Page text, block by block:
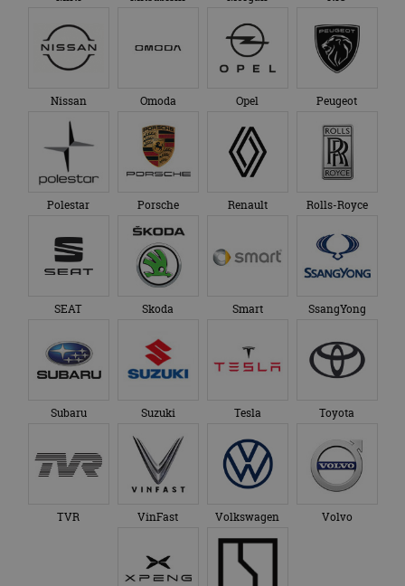
Nissan Omoda Opel Peugeot
Polestar Porsche Renault Rolls-Royce
SEAT Skoda Smart SsangYong
Subaru Suzuki Tesla Toyota
TVR VinFast Volkswagen Volvo